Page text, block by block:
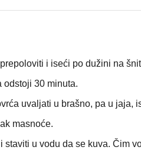
i iseći po dužini na
odstoji 30 minuta.
uvaljati u brašno, pa u jaja,
masnoće.
staviti u vodu da se kuva. Čim